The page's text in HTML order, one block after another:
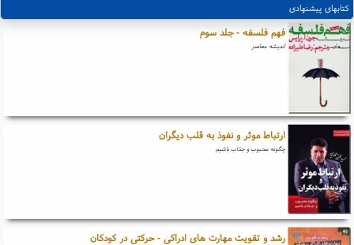
کتابهای پیشنهادی
فهم فلسفه - جلد سوم
اندیشه معاصر
ارتباط موثر و نفوذ به قلب دیگران
چگونه محبوب و جذاب باشیم
رشد و تقویت مهارت های ادراکی - حرکتی در کودکان